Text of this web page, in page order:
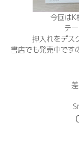
今回は
テ
押入れをデス
書店でも発売中です